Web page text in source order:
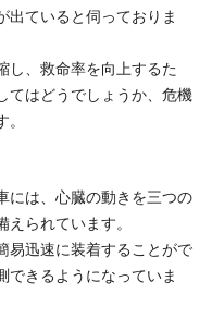
出ていると伺っておりま
し、救命率を向上するた
てはどうでしょうか、危機
には、心臓の動きを三つの
られています。
易迅速に装着することがで
できるようになっていま